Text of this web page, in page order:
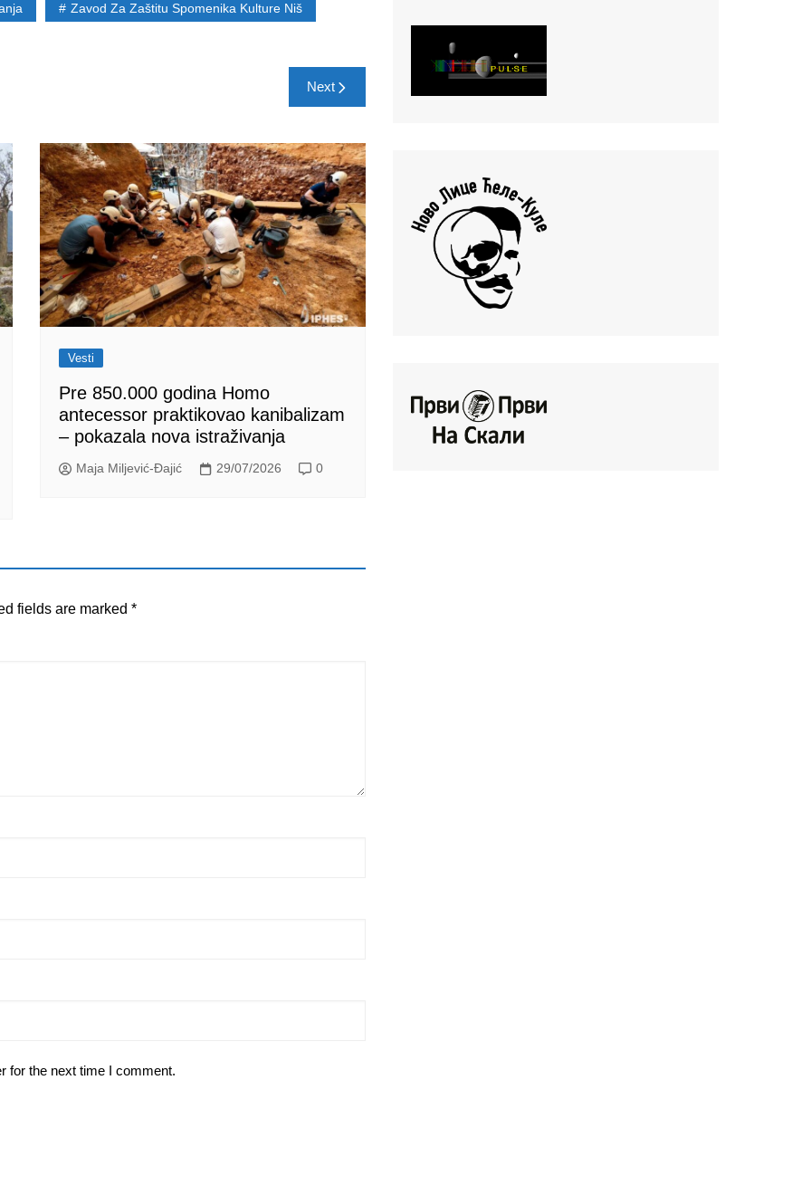
Ne šaljemo spamove! Pročitajte naša
Zavod Za Zaštitu Spomenika Kulture Niš
Next
Vesti
Pre 850.000 godina Homo
antecessor praktikovao kanibalizam
– pokazala nova istraživanja
Maja Miljević-Đajić 29/07/2026 0
fields are marked *
for the next time I comment.